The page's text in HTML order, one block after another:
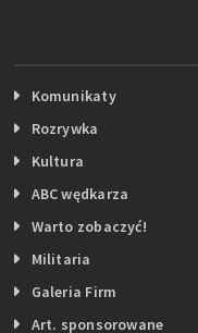
Komunikaty
Rozrywka
Kultura
ABC wędkarza
Warto zobaczyć!
Militaria
Galeria Firm
Art. sponsorowane